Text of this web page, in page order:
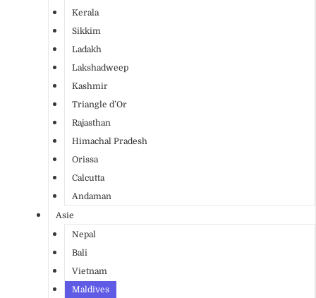
Kerala
Sikkim
Ladakh
Lakshadweep
Kashmir
Triangle d’Or
Rajasthan
Himachal Pradesh
Orissa
Calcutta
Andaman
Asie
Nepal
Bali
Vietnam
Maldives